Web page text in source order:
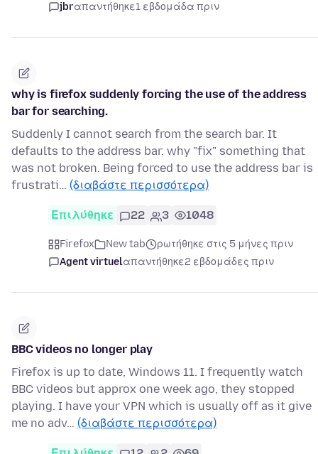
jbrαπαντήθηκε1 εβδομάδα πριν
why is firefox suddenly forcing the use of the address
bar for searching.
Suddenly I cannot search from the search bar. It
defaults to the address bar. why "fix" something that
was not broken. Being forced to use the address bar is
frustrati… (διαβάστε περισσότερα)
Επιλύθηκε 22 3 1048
Firefox New tab
ρωτήθηκε στις 5 μήνες πριν
Agent virtuelαπαντήθηκε2 εβδομάδες πριν
BBC videos no longer play
Firefox is up to date, Windows 11. I frequently watch
BBC videos but approx one week ago, they stopped
playing. I have your VPN which is usually off as it give
me no adv… (διαβάστε περισσότερα)